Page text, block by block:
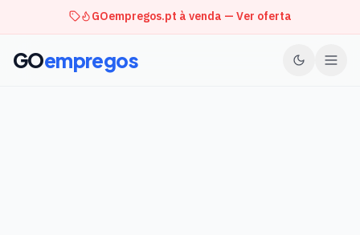
GOempregos.pt à venda — Ver oferta
GOempregos